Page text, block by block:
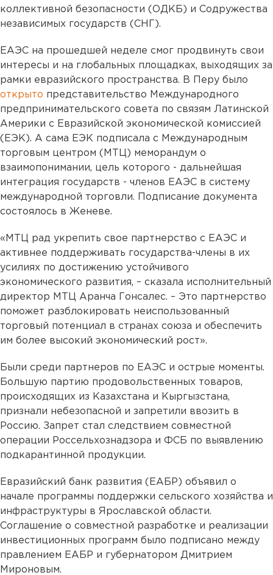
коллективной безопасности (ОДКБ) и Содружества
независимых государств (СНГ).
ЕАЭС на прошедшей неделе смог продвинуть свои
интересы и на глобальных площадках, выходящих за
рамки евразийского пространства. В Перу было
открыто представительство Международного
предпринимательского совета по связям Латинской
Америки с Евразийской экономической комиссией
(ЕЭК). А сама ЕЭК подписала с Международным
торговым центром (МТЦ) меморандум о
взаимопонимании, цель которого - дальнейшая
интеграция государств - членов ЕАЭС в систему
международной торговли. Подписание документа
состоялось в Женеве.
«МТЦ рад укрепить свое партнерство с ЕАЭС и
активнее поддерживать государства-члены в их
усилиях по достижению устойчивого
экономического развития, – сказала исполнительный
директор МТЦ Аранча Гонсалес. – Это партнерство
поможет разблокировать неиспользованный
торговый потенциал в странах союза и обеспечить
им более высокий экономический рост».
Были среди партнеров по ЕАЭС и острые моменты.
Большую партию продовольственных товаров,
происходящих из Казахстана и Кыргызстана,
признали небезопасной и запретили ввозить в
Россию. Запрет стал следствием совместной
операции Россельхознадзора и ФСБ по выявлению
подкарантинной продукции.
Евразийский банк развития (ЕАБР) объявил о
начале программы поддержки сельского хозяйства и
инфраструктуры в Ярославской области.
Соглашение о совместной разработке и реализации
инвестиционных программ было подписано между
правлением ЕАБР и губернатором Дмитрием
Мироновым.